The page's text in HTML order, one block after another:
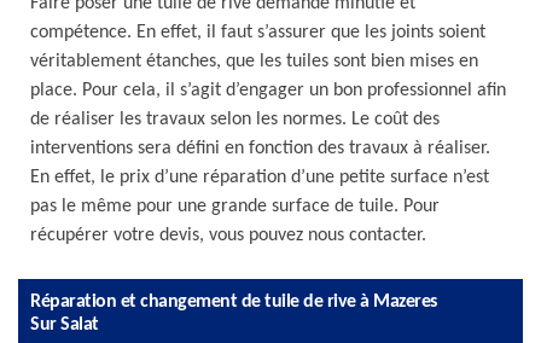
compétence. En effet, il faut s’assurer que les joints soient
véritablement étanches, que les tuiles sont bien mises en
place. Pour cela, il s’agit d’engager un bon professionnel afin
de réaliser les travaux selon les normes. Le coût des
interventions sera défini en fonction des travaux à réaliser.
En effet, le prix d’une réparation d’une petite surface n’est
pas le même pour une grande surface de tuile. Pour
récupérer votre devis, vous pouvez nous contacter.
Réparation et changement de tuile de rive à Mazeres
Sur Salat